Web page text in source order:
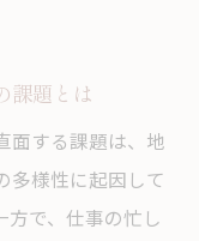
崎市の婚活実
よくあるパタ
課題とは
面する課題は、地
多様性に起因して
方で、仕事の忙し